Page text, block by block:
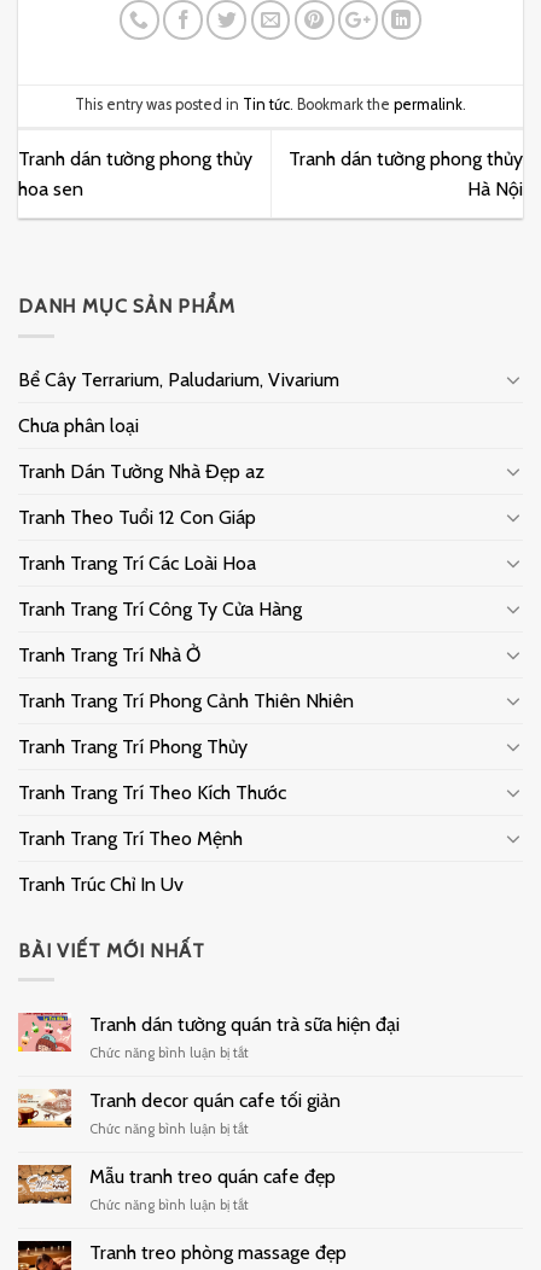
This entry was posted in Tin tức. Bookmark the permalink.
Tranh dán tường phong thủy
hoa sen
Tranh dán tường phong thủy
Hà Nội
DANH MỤC SẢN PHẨM
Bể Cây Terrarium, Paludarium, Vivarium
Chưa phân loại
Tranh Dán Tường Nhà Đẹp az
Tranh Theo Tuổi 12 Con Giáp
Tranh Trang Trí Các Loài Hoa
Tranh Trang Trí Công Ty Cửa Hàng
Tranh Trang Trí Nhà Ở
Tranh Trang Trí Phong Cảnh Thiên Nhiên
Tranh Trang Trí Phong Thủy
Tranh Trang Trí Theo Kích Thước
Tranh Trang Trí Theo Mệnh
Tranh Trúc Chỉ In Uv
BÀI VIẾT MỚI NHẤT
Tranh dán tường quán trà sữa hiện đại
Chức năng bình luận bị tắtở
dán
quán
sữa
Tranh decor quán cafe tối giản
Chức năng bình luận bị tắtở
decor
cafe
giản
Mẫu tranh treo quán cafe đẹp
Chức năng bình luận bị tắtở
Tranh treo phòng massage đẹp